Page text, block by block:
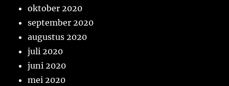
oktober 2020
september 2020
augustus 2020
juli 2020
juni 2020
mei 2020